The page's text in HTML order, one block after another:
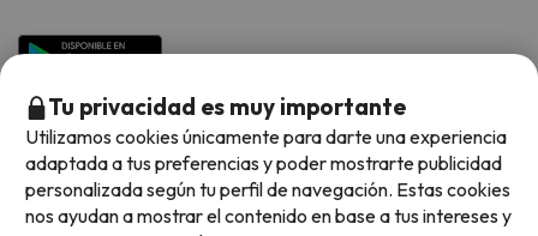
Tu privacidad es muy importante
Utilizamos cookies únicamente para darte una experiencia
adaptada a tus preferencias y poder mostrarte publicidad
personalizada según tu perfil de navegación. Estas cookies
nos ayudan a mostrar el contenido en base a tus intereses y